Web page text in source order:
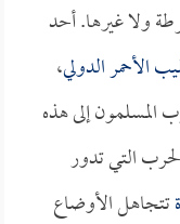
ولا غيرها. أحد
الأحمر الدولي،
المسلمون إلى هذه
التي تدور
تتجاهل الأوضاع